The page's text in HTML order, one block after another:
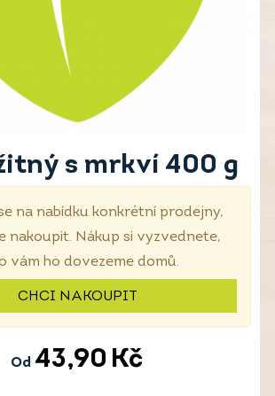
s mrkví 400 g
na nabídku konkrétní prodejny,
nakoupit. Nákup si vyzvednete,
vám ho dovezeme domů.
CHCI NAKOUPIT
Od 43,90 Kč